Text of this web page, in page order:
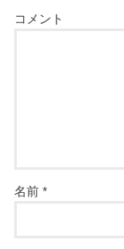
コメント
名前*